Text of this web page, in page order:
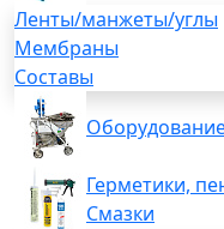
Ленты/манжеты/углы
Мембраны
Составы
Герметики,
Смазки